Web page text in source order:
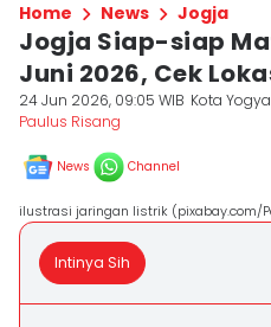
Home News Jogja
Jogja Siap-siap
Juni 2026, Cek
24 Jun 2026, 09:05 WIB Kota
Paulus Risang
News Channel
ilustrasi jaringan listrik (pixabay.com/
Intinya Sih